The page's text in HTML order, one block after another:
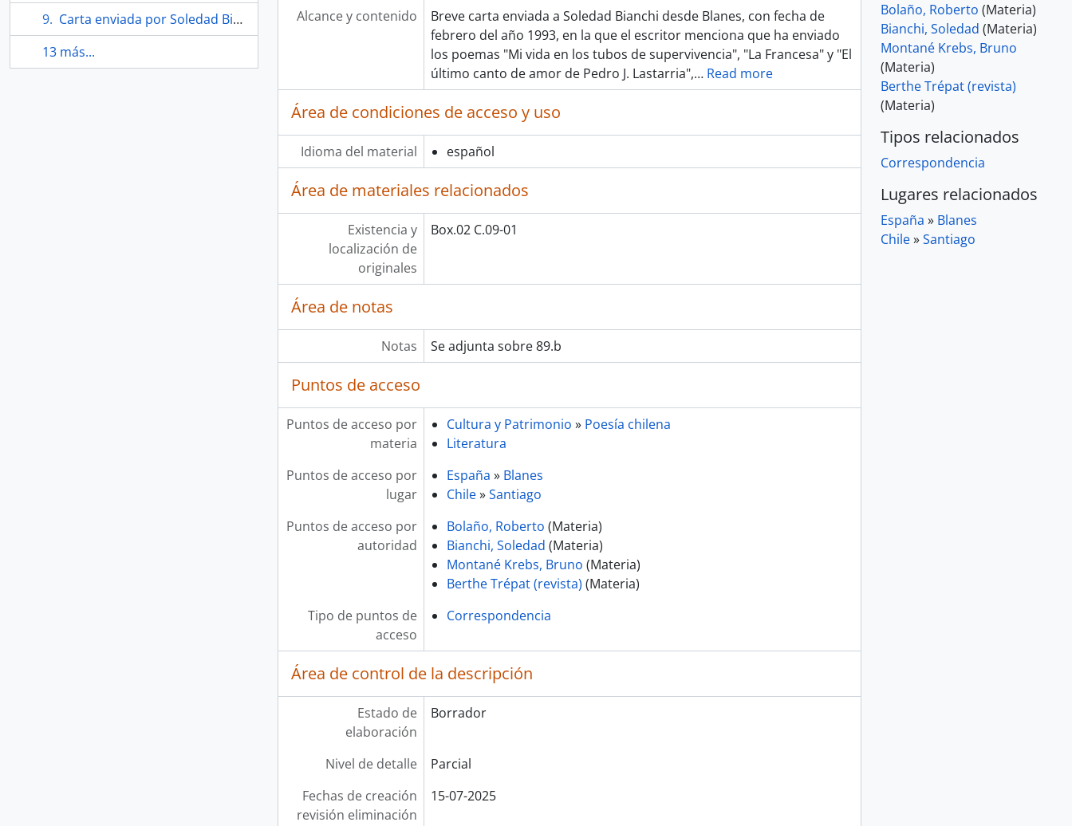
Carta enviada por Soledad Bianchi a Javier Lentini
13 más...
Alcance y contenido
Breve carta enviada a Soledad Bianchi desde Blanes, con fecha de
febrero del año 1993, en la que el escritor menciona que ha enviado
los poemas "Mi vida en los tubos de supervivencia", "La Francesa" y "El
último canto de amor de Pedro J. Lastarria",… Read more
Área de condiciones de acceso y uso
Idioma del material español
Área de materiales relacionados
Existencia y
localización de
originales
Box.02 C.09-01
Área de notas
Notas Se adjunta sobre 89.b
Puntos de acceso
Puntos de acceso por
materia
Cultura y Patrimonio » Poesía chilena
Literatura
Puntos de acceso por
lugar
España » Blanes
Chile»Santiago
Puntos de acceso por
autoridad
Bolaño, Roberto (Materia)
Bianchi, Soledad (Materia)
Montané Krebs, Bruno (Materia)
Berthe Trépat (revista) (Materia)
Tipo de puntos de
acceso
Correspondencia
Área de control de la descripción
Estado de
elaboración
Borrador
Nivel de detalle
Parcial
Fechas de creación
revisión eliminación
15-07-2025
Bolaño, Roberto (Materia)
Bianchi, Soledad (Materia)
Montané Krebs, Bruno
(Materia)
Berthe Trépat (revista)
(Materia)
Tipos relacionados
Correspondencia
Lugares relacionados
España » Blanes
Chile»Santiago